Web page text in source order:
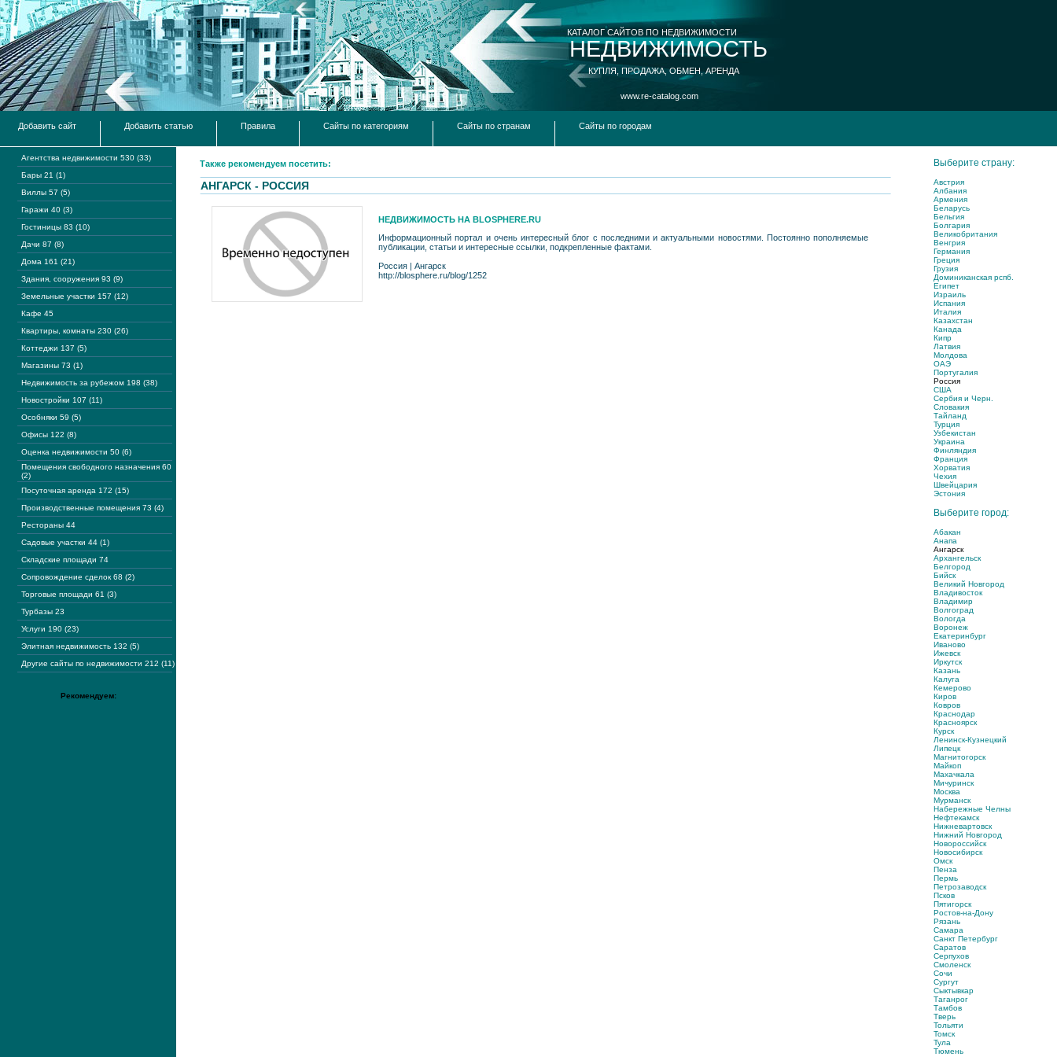
КАТАЛОГ САЙТОВ ПО НЕДВИЖИМОСТИ
НЕДВИЖИМОСТЬ
КУПЛЯ, ПРОДАЖА, ОБМЕН, АРЕНДА
www.re-catalog.com
Добавить сайт Добавить статью Правила Сайты по категориям Сайты по странам Сайты по городам
Агентства недвижимости 530 (33)
Бары 21 (1)
Виллы 57 (5)
Гаражи 40 (3)
Гостиницы 83 (10)
Дачи 87 (8)
Дома 161 (21)
Здания, сооружения 93 (9)
Земельные участки 157 (12)
Кафе 45
Квартиры, комнаты 230 (26)
Коттеджи 137 (5)
Магазины 73 (1)
Недвижимость за рубежом 198 (38)
Новостройки 107 (11)
Особняки 59 (5)
Офисы 122 (8)
Оценка недвижимости 50 (6)
Помещения свободного назначения 60
(2)
Посуточная аренда 172 (15)
Производственные помещения 73 (4)
Рестораны 44
Садовые участки 44 (1)
Складские площади 74
Сопровождение сделок 68 (2)
Торговые площади 61 (3)
Турбазы 23
Услуги 190 (23)
Элитная недвижимость 132 (5)
Другие сайты по недвижимости 212 (11)
Рекомендуем:
Также рекомендуем посетить:
АНГАРСК - РОССИЯ
НЕДВИЖИМОСТЬ НА BLOSPHERE.RU
Информационный портал и очень интересный блог с последними и актуальными новостями. Постоянно пополняемые
публикации, статьи и интересные ссылки, подкрепленные фактами.
Россия | Ангарск
http://blosphere.ru/blog/1252
Выберите страну:
Австрия
Албания
Армения
Беларусь
Бельгия
Болгария
Великобритания
Венгрия
Германия
Греция
Грузия
Доминиканская рспб.
Египет
Израиль
Испания
Италия
Казахстан
Канада
Кипр
Латвия
Молдова
ОАЭ
Португалия
Россия
США
Сербия и Черн.
Словакия
Тайланд
Турция
Узбекистан
Украина
Финляндия
Франция
Хорватия
Чехия
Швейцария
Эстония
Выберите город:
Абакан
Анапа
Ангарск
Архангельск
Белгород
Бийск
Великий Новгород
Владивосток
Владимир
Волгоград
Вологда
Воронеж
Екатеринбург
Иваново
Ижевск
Иркутск
Казань
Калуга
Кемерово
Киров
Ковров
Краснодар
Красноярск
Курск
Ленинск-Кузнецкий
Липецк
Магнитогорск
Майкоп
Махачкала
Мичуринск
Москва
Мурманск
Набережные Челны
Нефтекамск
Нижневартовск
Нижний Новгород
Новороссийск
Новосибирск
Омск
Пенза
Пермь
Петрозаводск
Псков
Пятигорск
Ростов-на-Дону
Рязань
Самара
Санкт Петербург
Саратов
Серпухов
Смоленск
Сочи
Сургут
Сыктывкар
Таганрог
Тамбов
Тверь
Тольяти
Томск
Тула
Тюмень